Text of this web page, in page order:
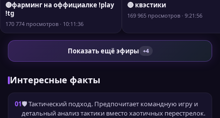
🔴фарминг на оффициалке !play
!tg
170 774 просмотров · 10:11:36
🔴 квэстики
169 965 просмотров · 9:21:56
Показать ещё эфиры +4
Интересные факты
01🛡️ Тактический подход. Предпочитает командную игру и
детальный анализ тактики вместо хаотичных перестрелок.